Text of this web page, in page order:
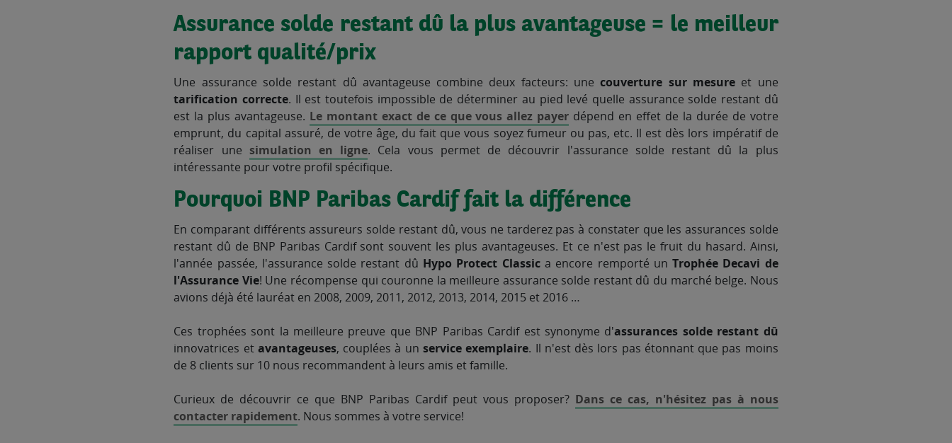
Assurance solde restant dû la plus avantageuse = le meilleur
rapport qualité/prix
Une assurance solde restant dû avantageuse combine deux facteurs: unecouverture sur mesure et une
tarification correcte. Il est toutefois impossible de déterminer au pied levé quelle assurance solde restant dû
est la plus avantageuse. Le montant exact de ce que vous allez payer dépend en effet de la durée de votre
emprunt, du capital assuré, de votre âge, du fait que vous soyez fumeur ou pas, etc. Il est dès lors impératif de
réaliser une simulation en ligne. Cela vous permet de découvrir l'assurance solde restant dû la plus
intéressante pour votre profil spécifique.
Pourquoi BNP Paribas Cardif fait la différence
En comparant différents assureurs solde restant dû, vous ne tarderez pas à constater que les assurances solde
restant dû de BNP Paribas Cardif sont souvent les plus avantageuses. Et ce n'est pas le fruit du hasard. Ainsi,
l'année passée, l'assurance solde restant dû Hypo Protect Classic a encore remporté unTrophée Decavi de
l'Assurance Vie! Une récompense qui couronne la meilleure assurance solde restant dû du marché belge. Nous
avions déjà été lauréat en 2008, 2009, 2011, 2012, 2013, 2014, 2015 et 2016 …
Ces trophées sont la meilleure preuve que BNP Paribas Cardif est synonyme d'assurances solde restant dû
innovatrices et avantageuses, couplées à un service exemplaire. Il n'est dès lors pas étonnant que pas moins
de 8 clients sur 10 nous recommandent à leurs amis et famille.
Curieux de découvrir ce que BNP Paribas Cardif peut vous proposer? Dans ce cas, n'hésitez pas à nous
contacter rapidement. Nous sommes à votre service!